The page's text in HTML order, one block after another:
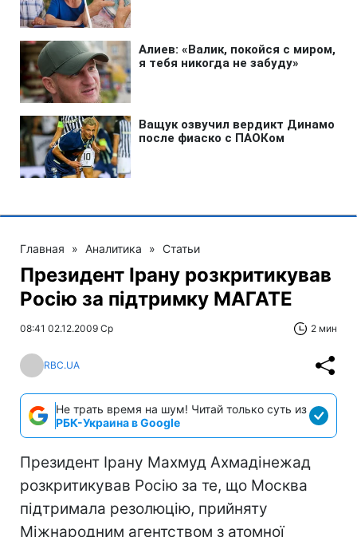
Главная » Аналитика » Статьи
Президент Ірану розкритикував
Росію за підтримку МАГАТЕ
08:41 02.12.2009 Ср 2 мин
RBC.UA
Не трать время на шум! Читай только суть из
РБК-Украина в Google
Президент Ірану Махмуд Ахмадінежад
розкритикував Росію за те, що Москва
підтримала резолюцію, прийняту
Міжнародним агентством з атомної